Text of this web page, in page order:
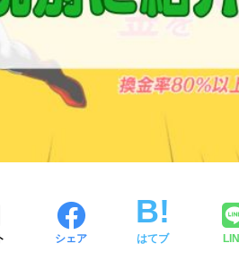
シェア はてブ